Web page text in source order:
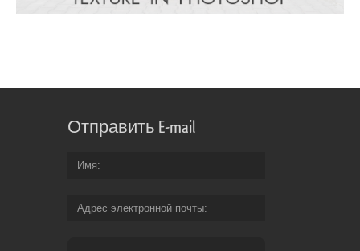
Отправить E-mail
Имя
Адрес электронной почты